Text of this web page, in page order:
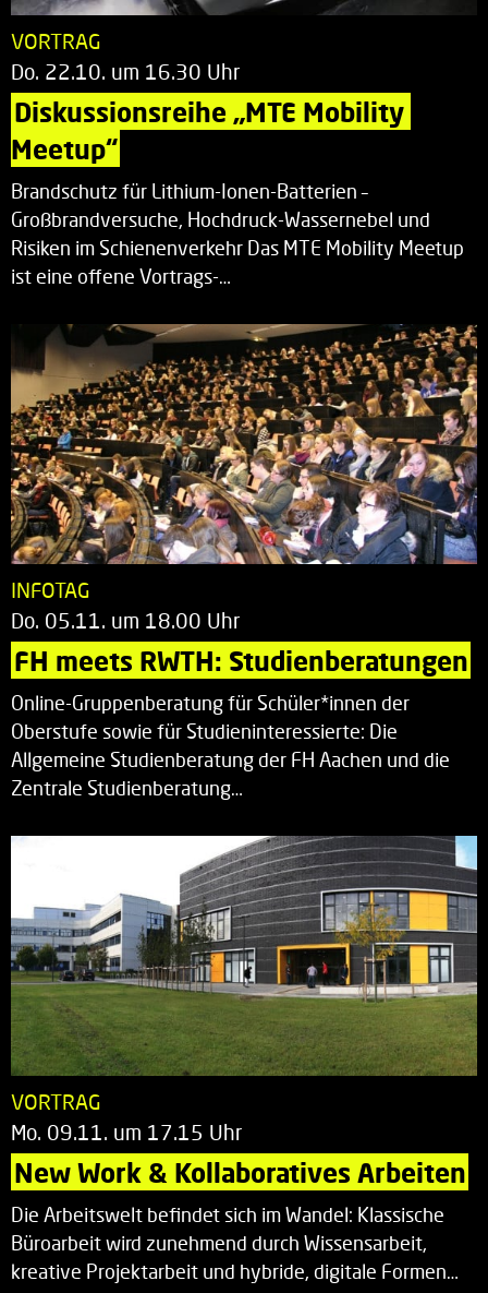
VORTRAG
Do. 22.10. um 16.30 Uhr
Diskussionsreihe „MTE Mobility
Meetup“
Brandschutz für Lithium-Ionen-Batterien –
Großbrandversuche, Hochdruck-Wassernebel und
Risiken im Schienenverkehr Das MTE Mobility Meetup
ist eine offene Vortrags-…
INFOTAG
Do. 05.11. um 18.00 Uhr
FH meets RWTH: Studienberatungen
Online-Gruppenberatung für Schüler*innen der
Oberstufe sowie für Studieninteressierte: Die
Allgemeine Studienberatung der FH Aachen und die
Zentrale Studienberatung…
VORTRAG
Mo. 09.11. um 17.15 Uhr
New Work & Kollaboratives Arbeiten
Die Arbeitswelt befindet sich im Wandel: Klassische
Büroarbeit wird zunehmend durch Wissensarbeit,
kreative Projektarbeit und hybride, digitale Formen…